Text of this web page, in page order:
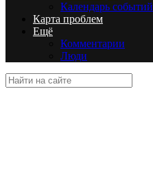
Календарь событий
Карта проблем
Ещё
Комментарии
Люди